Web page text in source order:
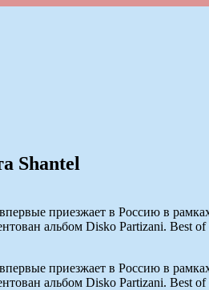
Shantel
приезжает в Россию в
альбом Disko Partizani. Best
приезжает в Россию в
альбом Disko Partizani. Best